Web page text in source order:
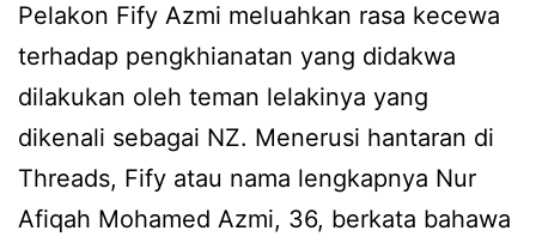
Pelakon Fify Azmi meluahkan rasa kecewa
terhadap pengkhianatan yang didakwa
dilakukan oleh teman lelakinya yang
dikenali sebagai NZ. Menerusi hantaran di
Threads, Fify atau nama lengkapnya Nur
Afiqah Mohamed Azmi, 36, berkata bahawa